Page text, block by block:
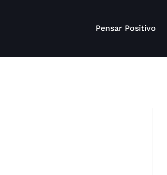
Pensar Positivo